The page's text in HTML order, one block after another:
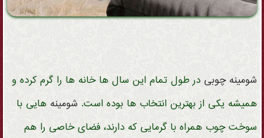
شومینه چوبی در طول تمام این سال ها خانه ها را گرم کرده و
همیشه یکی از بهترین انتخاب ها بوده است. شومینه هایی با
سوخت چوب همراه با گرمایی که دارند، فضای خاصی را هم